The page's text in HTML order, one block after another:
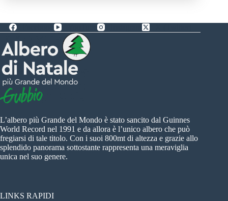
Facebook
L’albero più Grande del Mondo è stato sancito dal Guinnes
World Record nel 1991 e da allora è l’unico albero che può
fregiarsi di tale titolo. Con i suoi 800mt di altezza e grazie allo
splendido panorama sottostante rappresenta una meraviglia
unica nel suo genere.
LINKS RAPIDI